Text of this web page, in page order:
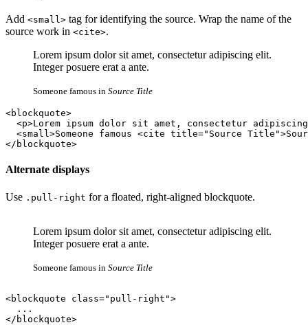
Add <small> tag for identifying the source. Wrap the name of the
source work in <cite>.
Lorem ipsum dolor sit amet, consectetur adipiscing elit.
Integer posuere erat a ante.
Someone famous in Source Title
<blockquote>
<p>Lorem ipsum dolor sit amet, consectetur
<small>Someone famous <cite title="Source
</blockquote>
Alternate displays
Use .pull-right for a floated, right-aligned blockquote.
Lorem ipsum dolor sit amet, consectetur adipiscing elit.
Integer posuere erat a ante.
Someone famous in Source Title
<blockquote class="pull-right">
  ...
</blockquote>